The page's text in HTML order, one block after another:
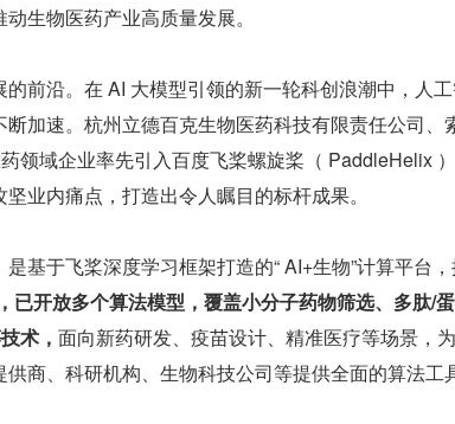
生物医药产业高质量发展。
前沿。在 AI 大模型引领的新一轮科创浪潮中，人
加速。杭州立德百克生物医药科技有限责任公司、
领域企业率先引入百度飞桨螺旋桨（ PaddleHelix
业内痛点，打造出令人瞩目的标杆成果。
基于飞桨深度学习框架打造的“ AI+生物”计算平台
，已开放多个算法模型，覆盖小分子药物筛选、多肽/
术， 面向新药研发、疫苗设计、精准医疗等场景，
商、科研机构、生物科技公司等提供全面的算法工